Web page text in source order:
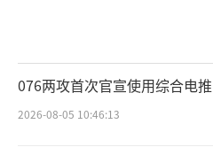
076两攻首次官宣使用综合电推
2026-08-05 10:46:13